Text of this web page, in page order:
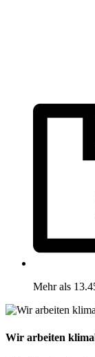
Mehr als
Wir arbeiten